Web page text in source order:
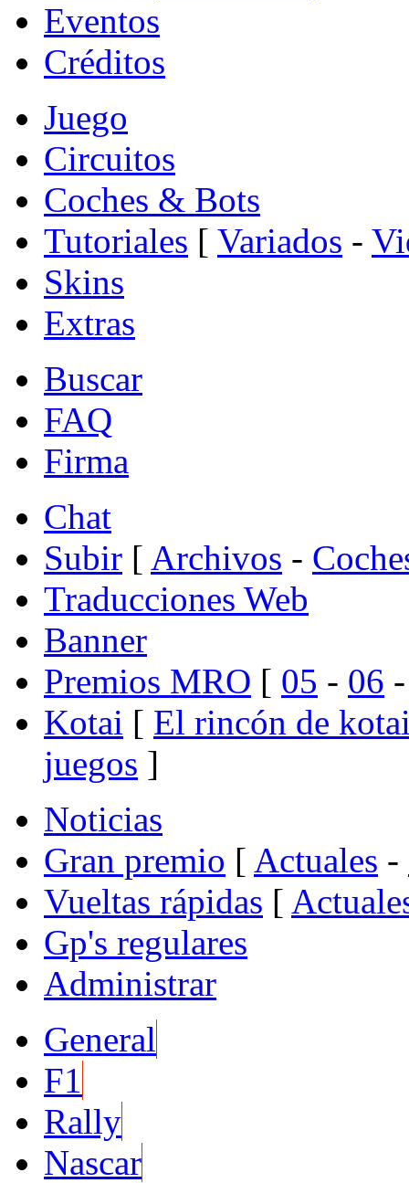
Eventos
Créditos
Juego
Circuitos
Coches & Bots
Tutoriales [ Variados -
Skins
Extras
Buscar
FAQ
Firma
Chat
Subir [ Archivos -
Traducciones Web
Banner
Premios MRO [ 05 - 06
Kotai [ El rincón de
juegos ]
Noticias
Gran premio [ Actuales -
Vueltas rápidas [
Gp's regulares
Administrar
General
F1
Rally
Nascar